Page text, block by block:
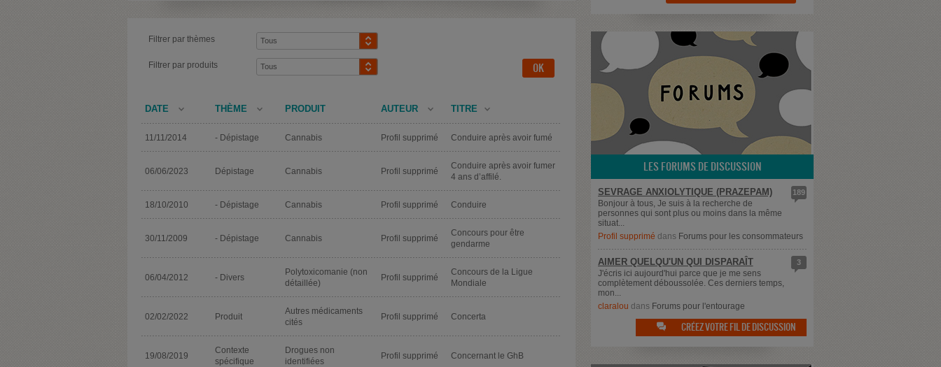
Filtrer par thèmes
Filtrer par produits
DATE THÈME PRODUIT AUTEUR TITRE
11/11/2014 - Dépistage Cannabis Profil supprimé Conduire après avoir fumé
06/06/2023 Dépistage Cannabis Profil supprimé
Conduire après avoir fumer
4 ans d’affilé.
18/10/2010 - Dépistage Cannabis Profil supprimé Conduire
30/11/2009 - Dépistage Cannabis Profil supprimé
Concours pour être
gendarme
06/04/2012 - Divers
Polytoxicomanie (non
détaillée)
Profil supprimé
Concours de la Ligue
Mondiale
02/02/2022 Produit
Autres médicaments
cités
Profil supprimé Concerta
19/08/2019
Contexte
spécifique
Drogues non
identifiées
Profil supprimé Concernant le GhB
LES FORUMS DE DISCUSSION
189
SEVRAGE ANXIOLYTIQUE (PRAZEPAM)
Bonjour à tous, Je suis à la recherche de
personnes qui sont plus ou moins dans la même
situat...
Profil supprimé dans Forums pour les consommateurs
3
AIMER QUELQU'UN QUI DISPARAÎT
J'écris ici aujourd'hui parce que je me sens
complètement déboussolée. Ces derniers temps,
mon...
claralou dans Forums pour l'entourage
 CRÉEZ VOTRE FIL DE DISCUSSION